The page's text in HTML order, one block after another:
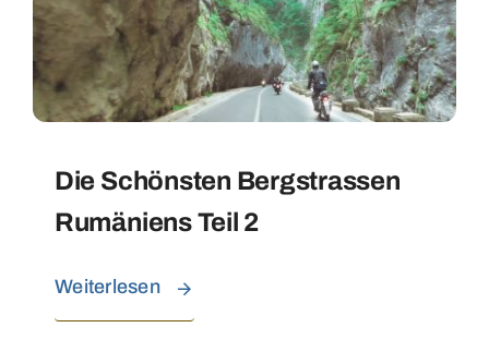
Die Schönsten Bergstrassen
Rumäniens Teil 2
Weiterlesen